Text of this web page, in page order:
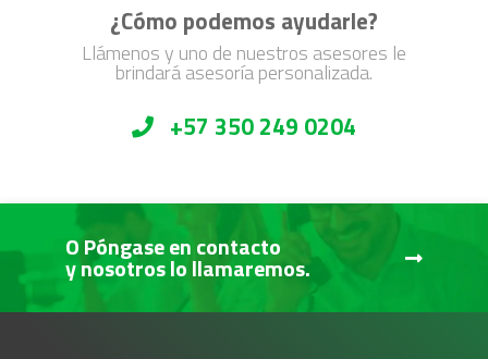
¿Cómo podemos ayudarle?
Llámenos y uno de nuestros asesores le
brindará asesoría personalizada.
+57 350 249 0204
O Póngase en contacto
y nosotros lo llamaremos.